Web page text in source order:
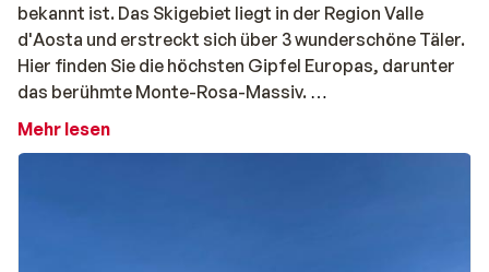
bekannt ist. Das Skigebiet liegt in der Region Valle
d'Aosta und erstreckt sich über 3 wunderschöne Täler.
Hier finden Sie die höchsten Gipfel Europas, darunter
das berühmte Monte-Rosa-Massiv.
Genießen Sie einzigartige Aussichten
Mehr lesen